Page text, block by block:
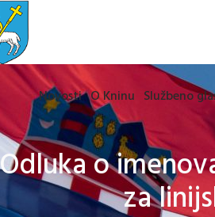
Novosti O Kninu Službeno
Odluka o
za